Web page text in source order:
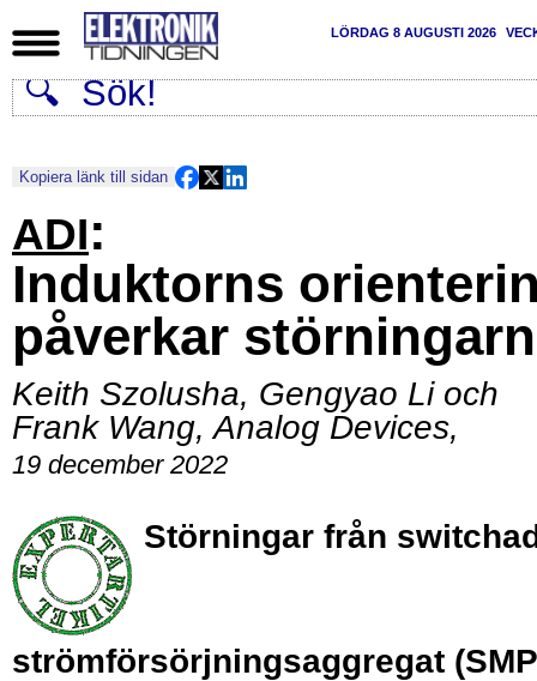
LÖRDAG 8 AUGUSTI 2026
Kopiera länk till sidan
ADI:
Induktorns
påverkar
Keith Szolusha, Gengyao Li och
Frank Wang, Analog Devices,
19 december 2022
Störningar från
strömförsörjningsaggregat